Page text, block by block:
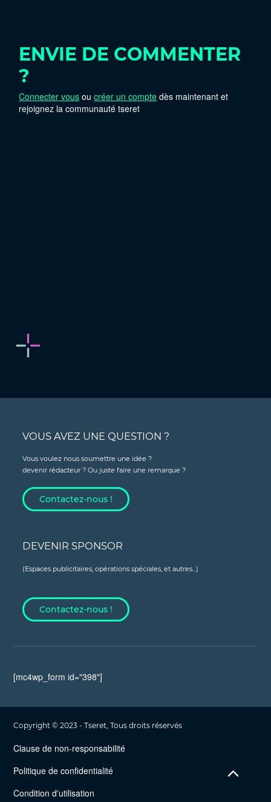
ENVIE DE COMMENTER
?
Connecter vous oucréer un compte dès maintenant et
rejoignez la communauté tseret
VOUS AVEZ UNE QUESTION ?
Vous voulez nous soumettre une idée ?
devenir rédacteur ? Ou juste faire une remarque ?
Contactez-nous !
DEVENIR SPONSOR
(Espaces publicitaires, opérations spéciales, et autres...)
Contactez-nous !
[mc4wp_form id="398"]
Copyright © 2023 - Tseret, Tous droits réservés
Clause de non-responsabilité
Politique de confidentialité
Condition d'utilisation